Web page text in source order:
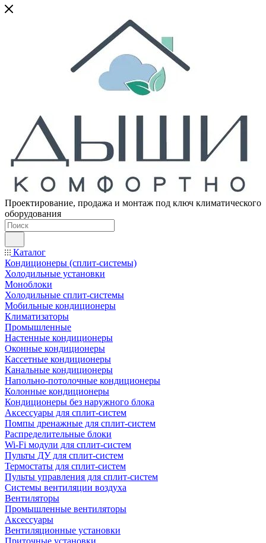
Проектирование, продажа и монтаж под ключ климатического
оборудования
Каталог
Кондиционеры (сплит-системы)
Холодильные установки
Моноблоки
Холодильные сплит-системы
Мобильные кондиционеры
Климатизаторы
Промышленные
Настенные кондиционеры
Оконные кондиционеры
Кассетные кондиционеры
Канальные кондиционеры
Напольно-потолочные кондиционеры
Колонные кондиционеры
Кондиционеры без наружного блока
Аксессуары для сплит-систем
Помпы дренажные для сплит-систем
Распределительные блоки
Wi-Fi модули для сплит-систем
Пульты ДУ для сплит-систем
Термостаты для сплит-систем
Пульты управления для сплит-систем
Системы вентиляции воздуха
Вентиляторы
Промышленные вентиляторы
Аксессуары
Вентиляционные установки
Приточные установки